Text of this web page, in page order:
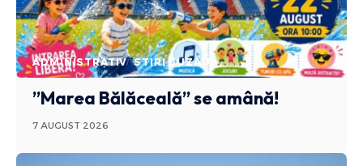
ADMINISTRATIV STIRI BUZAU
”Marea Bălăceală” se amână!
7 AUGUST 2026